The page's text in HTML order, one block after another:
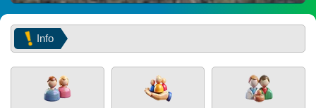
PEMERINTAH LAYANAN MANDIRI PENGADUAN
Info
Selamat
Raya
Idul
Fitri
1447
H